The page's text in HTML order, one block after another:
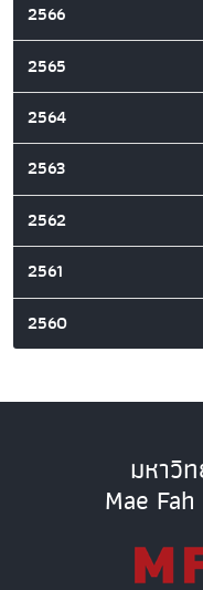
2566
2565
2564
2563
2562
2561
2560
มหาวิ
Mae